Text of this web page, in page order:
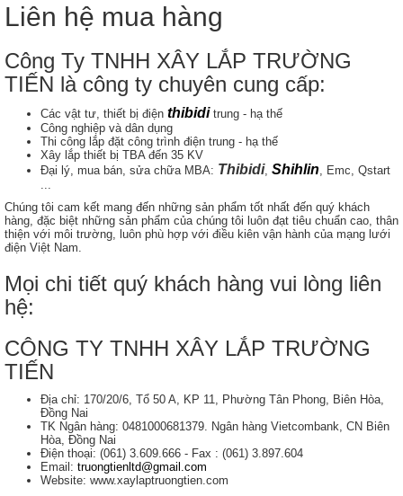
Liên hệ mua hàng
Công Ty TNHH XÂY LẮP TRƯỜNG
TIẾN là công ty chuyên cung cấp:
Các vật tư, thiết bị điện thibidi trung - hạ thế
Công nghiệp và dân dụng
Thi công lắp đặt công trình điện trung - hạ thế
Xây lắp thiết bị TBA đến 35 KV
Đại lý, mua bán, sửa chữa MBA: Thibidi Shihlin , Emc, Qstart
Chúng tôi cam kết mang đến những sản phẩm tốt nhất đến quý khách
hàng, đặc biệt những sản phẩm của chúng tôi luôn đạt tiêu chuẩn cao, thân
thiện với môi trường, luôn phù hợp với điều kiên vận hành của mạng lưới
điện Việt Nam.
Mọi chi tiết quý khách hàng vui lòng liên
hệ:
CÔNG TY TNHH XÂY LẮP TRƯỜNG
TIẾN
Địa chỉ: 170/20/6, Tổ 50 A, KP 11, Phường Tân Phong, Biên Hòa,
Đồng Nai
TK Ngân hàng: 0481000681379. Ngân hàng Vietcombank, CN Biên
Hòa, Đồng Nai
Điện thoại: (061) 3.609.666 - Fax : (061) 3.897.604
Email: truongtienltd@gmail.com
Website: www.xaylaptruongtien.com